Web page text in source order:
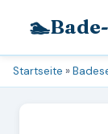
🏊
Startseite »